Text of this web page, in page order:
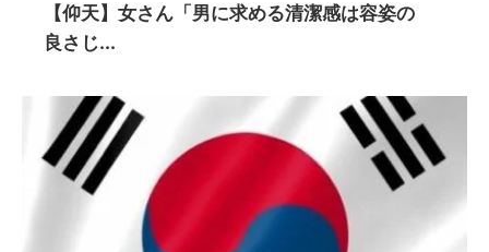
【仰天】女さん「男に求める清潔感は容姿の
良さじ...